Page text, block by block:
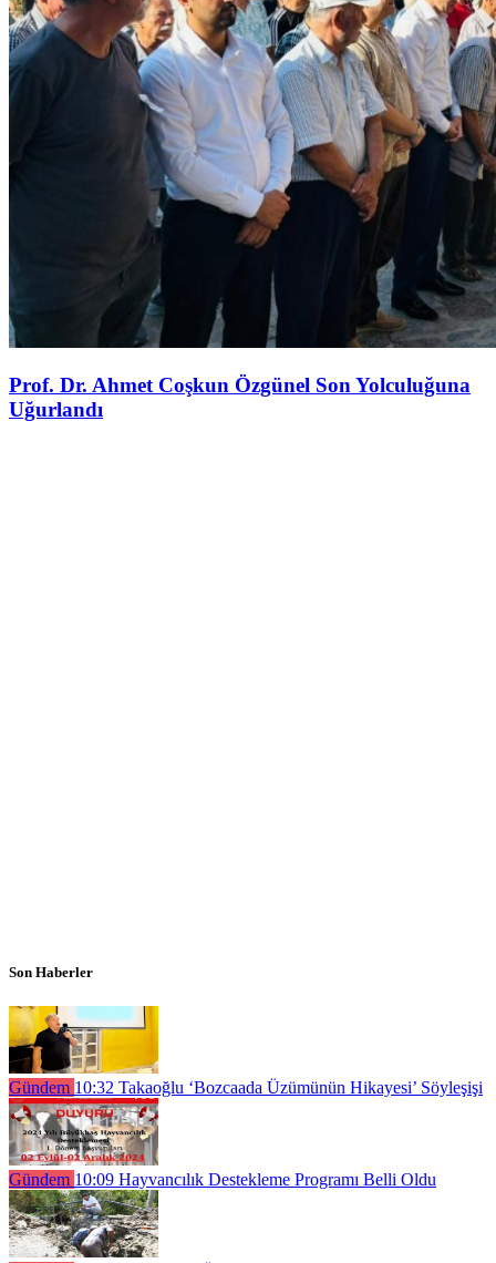
Prof. Dr. Ahmet Coşkun Özgünel Son Yolculuğuna
Uğurlandı
Son Haberler
Gündem 10:32 Takaoğlu ‘Bozcaada Üzümünün Hikayesi’ Söyleşişi
Gündem 10:09 Hayvancılık Destekleme Programı Belli Oldu